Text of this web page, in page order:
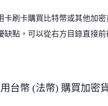
卡刷卡購買比特幣或其他加密
缺點，可以從右方目錄直接前
台幣 (法幣) 購買加密